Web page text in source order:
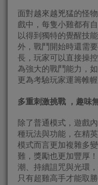
面對越來越兇猛的怪
戲中，每隻小雞都有
以得到獨特的覺醒技
外，戰鬥開始時還需
長，玩家可以直接操
為強大的戰鬥能力，
更為考驗玩家運籌帷幄
多重刺激挑戰 ，趣味
除了普通模式，遊戲
種玩法與功能，在精
模式而言更加複雜多
難，獎勵也更加豐厚
潮、持續詛咒與光環，
只有超雞高手才能取勝